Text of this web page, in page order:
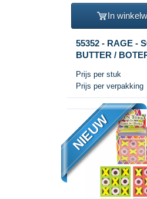
In
55352 - RAGE -
BUTTER /
RISING - Afm.
IN DISPLAY (12st.)
Prijs per stuk
Prijs per verpakking
NIEUW